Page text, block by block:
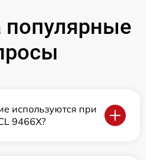
используются при
9466X?